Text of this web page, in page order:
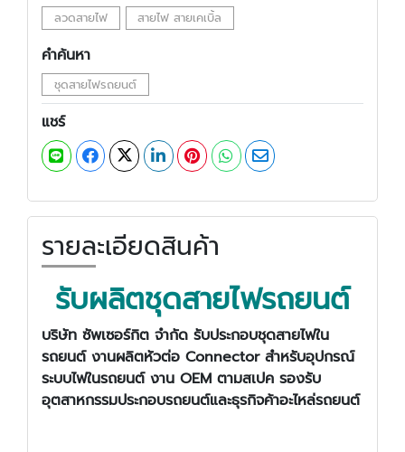
ลวดสายไฟ สายไฟ สายเคเบิ้ล
คำค้นหา
ชุดสายไฟรถยนต์
แชร์
รายละเอียดสินค้า
รับผลิตชุดสายไฟรถยนต์
บริษัท ซัพเซอร์กิต จำกัด รับประกอบชุดสายไฟใน
รถยนต์ งานผลิตหัวต่อ Connector สำหรับอุปกรณ์
ระบบไฟในรถยนต์ งาน OEM ตามสเปค รองรับ
อุตสาหกรรมประกอบรถยนต์และธุรกิจค้าอะไหล่รถยนต์